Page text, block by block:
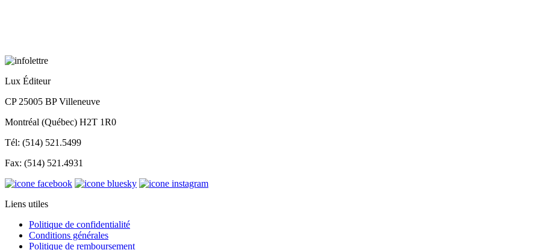
Lux Éditeur
CP 25005 BP Villeneuve
Montréal (Québec) H2T 1R0
Tél: (514) 521.5499
Fax: (514) 521.4931
Liens utiles
Politique de confidentialité
Conditions générales
Politique de remboursement